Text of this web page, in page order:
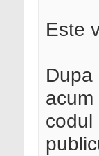
Este
Dupa
codul